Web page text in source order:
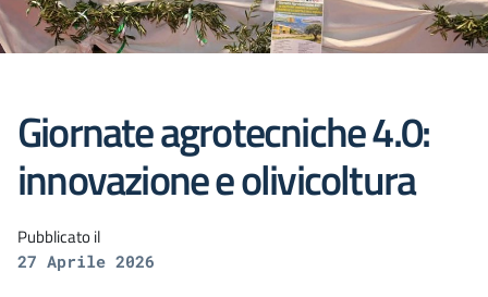
Giornate agrotecniche 4.0:
innovazione e olivicoltura
Pubblicato il
27 Aprile 2026